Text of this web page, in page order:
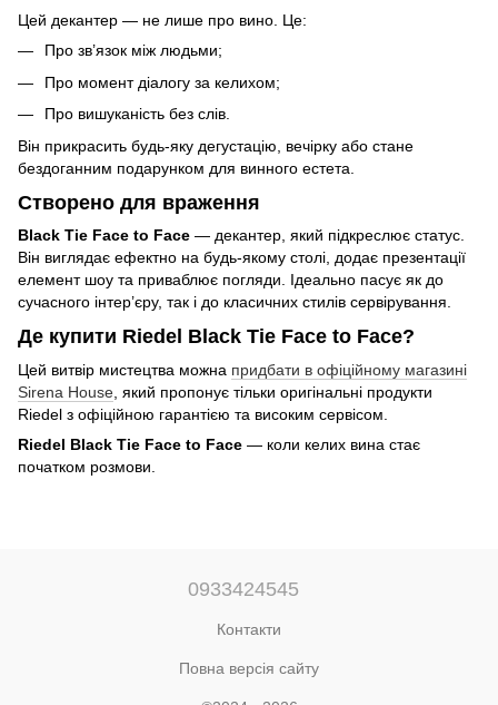
Цей декантер — не лише про вино. Це:
Про зв’язок між людьми;
Про момент діалогу за келихом;
Про вишуканість без слів.
Він прикрасить будь-яку дегустацію, вечірку або стане
бездоганним подарунком для винного естета.
Створено для враження
Black Tie Face to Face — декантер, який підкреслює статус.
Він виглядає ефектно на будь-якому столі, додає презентації
елемент шоу та приваблює погляди. Ідеально пасує як до
сучасного інтер’єру, так і до класичних стилів сервірування.
Де купити Riedel Black Tie Face to Face?
Цей витвір мистецтва можна придбати в офіційному магазині
Sirena House , який пропонує тільки оригінальні продукти
Riedel з офіційною гарантією та високим сервісом.
Riedel Black Tie Face to Face — коли келих вина стає
початком розмови.
0933424545
Контакти
Повна версія сайту